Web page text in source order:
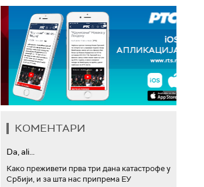
КОМЕНТАРИ
Da, ali...
Како преживети прва три дана катастрофе у
Србији, и за шта нас припрема ЕУ